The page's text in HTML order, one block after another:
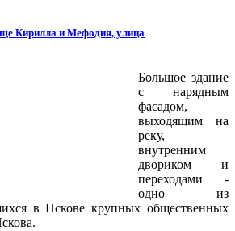
Кирилла и Мефодия, улица
Большое здание
с нарядным
фасадом,
выходящим на
реку,
внутренним
двориком и
переходами -
одно из
в Пскове крупных общественных